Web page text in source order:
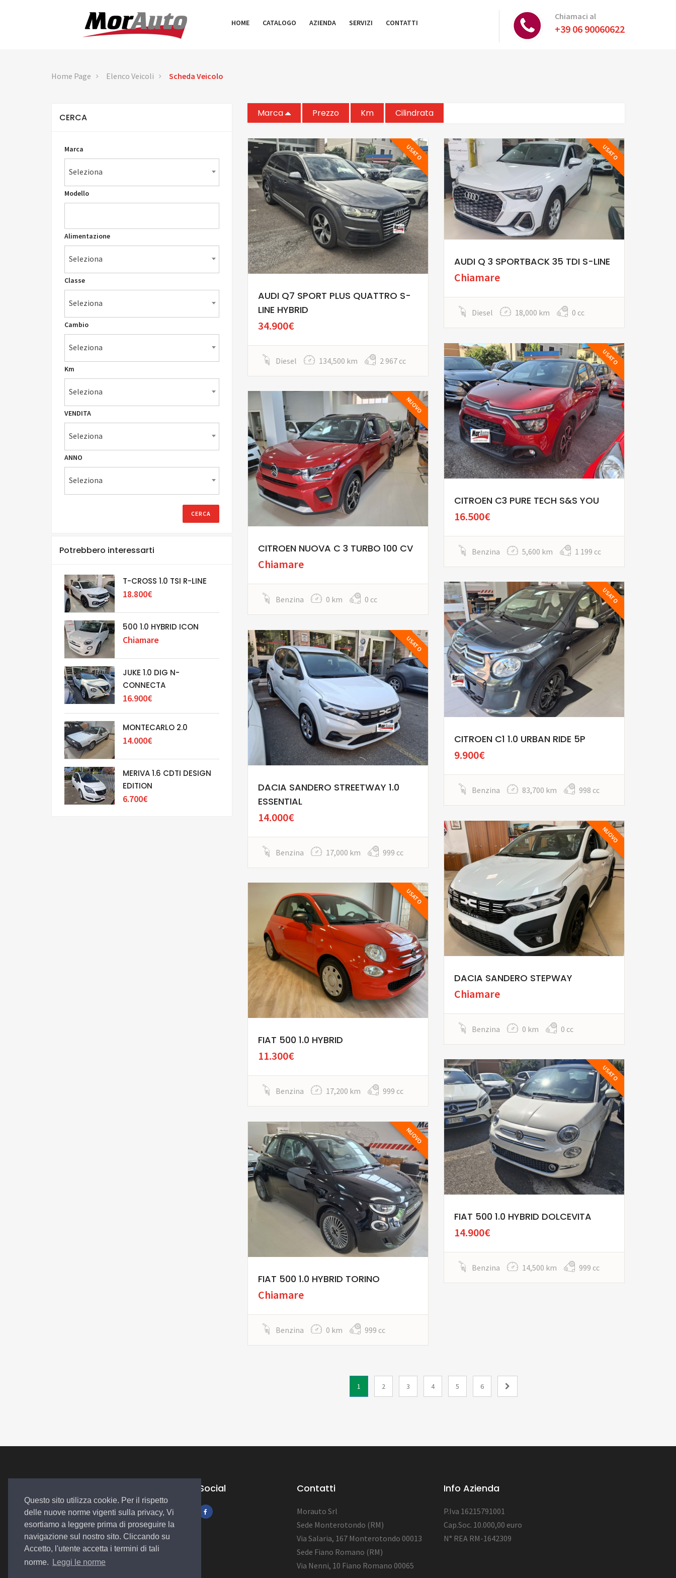
Questo sito utilizza cookie. Per il rispetto
delle nuove norme vigenti sulla privacy, Vi
esortiamo a leggere prima di proseguire la
navigazione sul nostro sito. Cliccando su
Accetto, l'utente accetta i termini di tali
norme.
Leggi le norme
HOME CATALOGO AZIENDA SERVIZI CONTATTI
Chiamaci al
+39 06 90060622
Home Page Elenco Veicoli Scheda Veicolo
Marca Prezzo Km Cilindrata
USATO
AUDI Q7 SPORT PLUS QUATTRO S-
LINE HYBRID
34.900€
Diesel 134,500 km 2 967 cc
USATO
AUDI Q 3 SPORTBACK 35 TDI S-LINE
Chiamare
Diesel 18,000 km 0 cc
USATO
CITROEN C3 PURE TECH S&S YOU
16.500€
Benzina 5,600 km 1 199 cc
NUOVO
CITROEN NUOVA C 3 TURBO 100 CV
Chiamare
Benzina 0 km 0 cc USATO
CITROEN C1 1.0 URBAN RIDE 5P
9.900€
Benzina 83,700 km 998 cc
USATO
DACIA SANDERO STREETWAY 1.0
ESSENTIAL
14.000€
Benzina 17,000 km 999 cc
NUOVO
DACIA SANDERO STEPWAY
Chiamare
Benzina 0 km 0 cc
USATO
FIAT 500 1.0 HYBRID
11.300€
Benzina 17,200 km 999 cc
USATO
FIAT 500 1.0 HYBRID DOLCEVITA
14.900€
Benzina 14,500 km 999 cc
NUOVO
FIAT 500 1.0 HYBRID TORINO
Chiamare
Benzina 0 km 999 cc
1 2 3 4 5 6
CERCA
Marca
Seleziona
Modello
Alimentazione
Seleziona
Classe
Seleziona
Cambio
Seleziona
Km
Seleziona
VENDITA
Seleziona
ANNO
Seleziona
Potrebbero interessarti
T-CROSS 1.0 TSI R-LINE
18.800€
500 1.0 HYBRID ICON
Chiamare
JUKE 1.0 DIG N-
CONNECTA
16.900€
MONTECARLO 2.0
14.000€
MERIVA 1.6 CDTI DESIGN
EDITION
6.700€
Autosalone
Plurimarche
Social Contatti
Morauto Srl
Sede Monterotondo (RM)
Via Salaria, 167 Monterotondo 00013
Sede Fiano Romano (RM)
Via Nenni, 10 Fiano Romano 00065
Info Azienda
P.Iva 16215791001
Cap.Soc. 10.000,00 euro
N° REA RM-1642309